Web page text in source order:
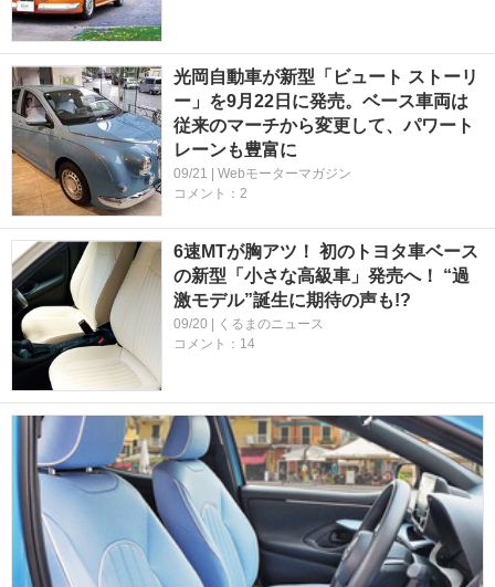
光岡自動車が新型「ビュート ストーリ
ー」を9月22日に発売。ベース車両は
従来のマーチから変更して、パワート
レーンも豊富に
09/21 | Webモーターマガジン
コメント：2
6速MTが胸アツ！ 初のトヨタ車ベース
の新型「小さな高級車」発売へ！ “過
激モデル”誕生に期待の声も!?
09/20 | くるまのニュース
コメント：14